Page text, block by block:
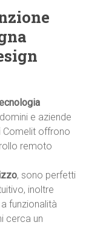
e aziende
Comelit offrono
remoto
, sono perfetti
inoltre
funzionalità
cerca un